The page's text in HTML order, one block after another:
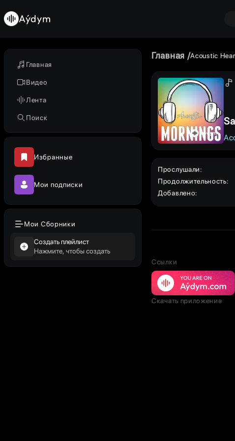
Главная
Видео
Лента
Поиск
Избранные
Мои подписки
Мои Сборники
Создать плейлист
Нажмите, чтобы создать
Aýdym
Главная Acoustic
Прослушали:
Продолжительность:
Добавлено:
Ссылки
Скачать приложение